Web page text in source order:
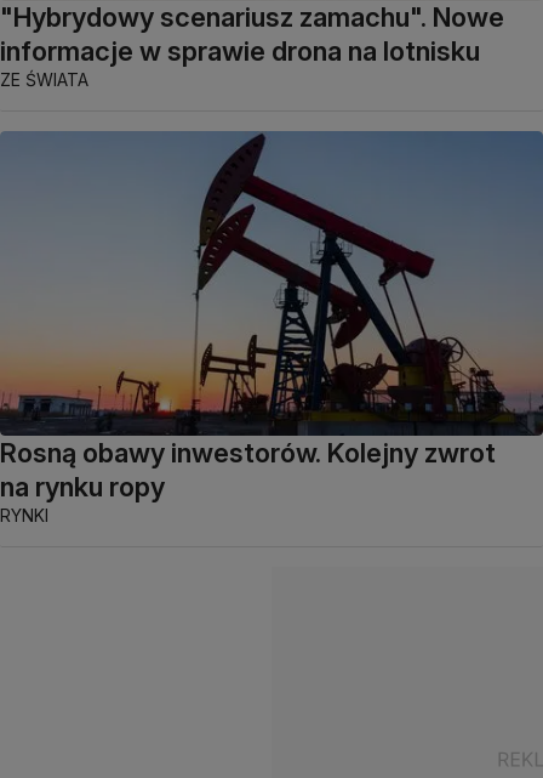
"Hybrydowy scenariusz zamachu". Nowe
informacje w sprawie drona na lotnisku
ZE ŚWIATA
Rosną obawy inwestorów. Kolejny zwrot
na rynku ropy
RYNKI